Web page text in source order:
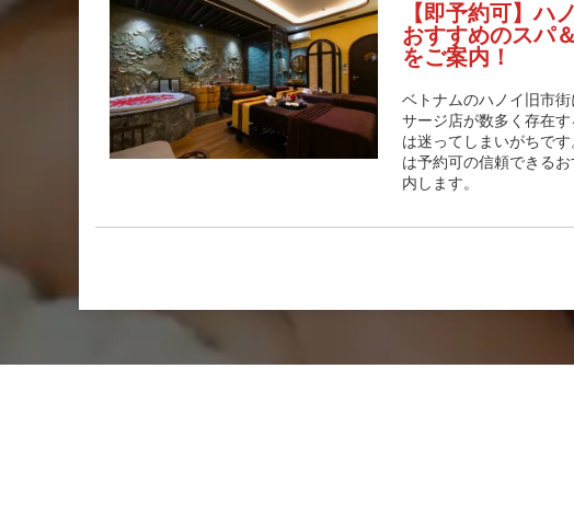
【即予約可】ハ
おすすめのスパ
をご案内！
ベトナムのハノイ旧市
サージ店が数多く存在
は迷ってしまいがちで
は予約可の信頼できる
内します。